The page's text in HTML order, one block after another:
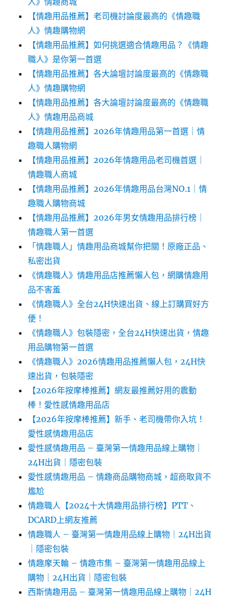
【情趣用品推薦】老司機討論度最高的《情趣職
人》情趣購物網
【情趣用品推薦】如何挑選適合情趣用品？《情趣
職人》是你第一首選
【情趣用品推薦】各大論壇討論度最高的《情趣職
人》情趣購物網
【情趣用品推薦】各大論壇討論度最高的《情趣職
人》情趣用品商城
【情趣用品推薦】2026年情趣用品第一首選｜情
趣職人購物網
【情趣用品推薦】2026年情趣用品老司機首選｜
情趣職人商城
【情趣用品推薦】2026年情趣用品台灣NO.1｜情
趣職人購物商城
【情趣用品推薦】2026年男女情趣用品排行榜｜
情趣職人第一首選
「情趣職人」情趣用品商城幫你把關！原廠正品、
私密出貨
《情趣職人》情趣用品店推薦懶人包，網購情趣用
品不害羞
《情趣職人》全台24H快速出貨、線上訂購買好方
便！
《情趣職人》包裝隱密，全台24H快速出貨，情趣
用品購物第一首選
《情趣職人》2026情趣用品推薦懶人包，24H快
速出貨，包裝隱密
【2026年按摩棒推薦】網友最推薦好用的震動
棒！愛性感情趣用品店
【2026年按摩棒推薦】新手、老司機帶你入坑！
愛性感情趣用品店
愛性感情趣用品 – 臺灣第一情趣用品線上購物｜
24H出貨｜隱密包裝
愛性感情趣用品 – 情趣商品購物商城，超商取貨不
尷尬
情趣職人【2024十大情趣用品排行榜】PTT、
DCARD上網友推薦
情趣職人 – 臺灣第一情趣用品線上購物｜24H出貨
｜隱密包裝
情趣摩天輪 – 情趣市集 – 臺灣第一情趣用品線上
購物｜24H出貨｜隱密包裝
西斯情趣用品 – 臺灣第一情趣用品線上購物｜24H